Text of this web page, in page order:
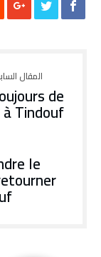
de
Tindouf
le